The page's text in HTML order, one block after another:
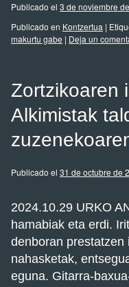
Publicado el 3 de noviembre
Publicado en Kontzertua |
makurtu gabe | Deja un
Zortzikoaren
Alkimistak
Publicado el 31 de octubre de
2024.10.29 URKO
hamabiak eta erdi.
denboran prestatzen
nahasketak,
eguna. Gitarra-